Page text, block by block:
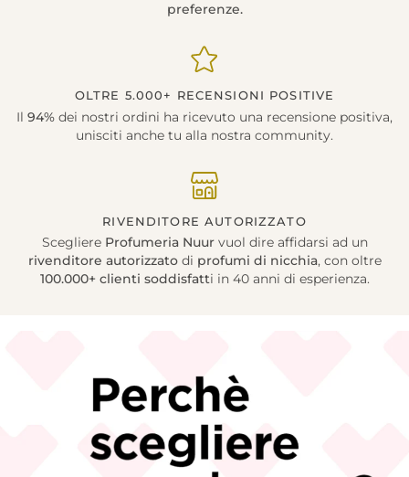
preferenze.
OLTRE 5.000+ RECENSIONI POSITIVE
Il 94% dei nostri ordini ha ricevuto una recensione positiva,
unisciti anche tu alla nostra community.
RIVENDITORE AUTORIZZATO
ScegliereProfumeria Nuur vuol dire affidarsi ad un
rivenditore autorizzato di profumi di nicchia, con oltre
100.000+ clienti soddisfatti in 40 anni di esperienza.